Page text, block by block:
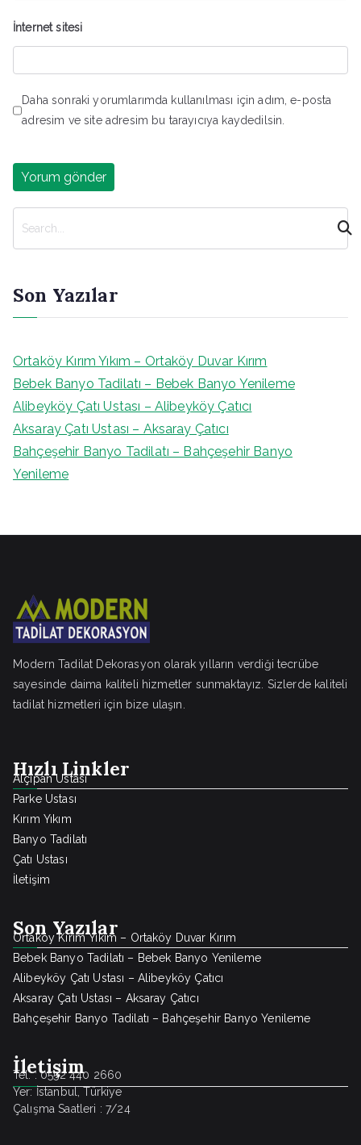
İnternet sitesi
Daha sonraki yorumlarımda kullanılması için adım, e-posta
adresim ve site adresim bu tarayıcıya kaydedilsin.
Son Yazılar
Ortaköy Kırım Yıkım – Ortaköy Duvar Kırım
Bebek Banyo Tadilatı – Bebek Banyo Yenileme
Alibeyköy Çatı Ustası – Alibeyköy Çatıcı
Aksaray Çatı Ustası – Aksaray Çatıcı
Bahçeşehir Banyo Tadilatı – Bahçeşehir Banyo
Yenileme
Modern Tadilat Dekorasyon olarak yılların verdiği tecrübe
sayesinde daima kaliteli hizmetler sunmaktayız. Sizlerde kaliteli
tadilat hizmetleri için bize ulaşın.
Hızlı Linkler
Alçıpan Ustası
Parke Ustası
Kırım Yıkım
Banyo Tadilatı
Çatı Ustası
İletişim
Son Yazılar
Ortaköy Kırım Yıkım – Ortaköy Duvar Kırım
Bebek Banyo Tadilatı – Bebek Banyo Yenileme
Alibeyköy Çatı Ustası – Alibeyköy Çatıcı
Aksaray Çatı Ustası – Aksaray Çatıcı
Bahçeşehir Banyo Tadilatı – Bahçeşehir Banyo Yenileme
İletişim
Tel. : 0552 440 2660
Yer: İstanbul, Türkiye
Çalışma Saatleri : 7/24